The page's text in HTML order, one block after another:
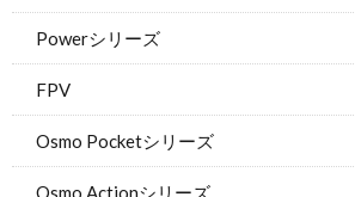
Powerシリーズ
FPV
Osmo Pocketシリーズ
Osmo Actionシリーズ